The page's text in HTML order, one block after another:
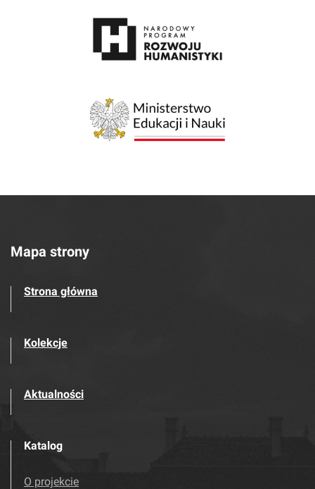
Mapa strony
Strona główna
Kolekcje
Aktualności
Katalog
O projekcie